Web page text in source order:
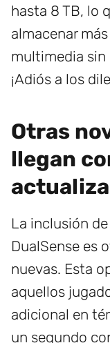
hasta 8 TB, lo
almacenar
multimedia sin
¡Adiós a los
Otras
llegan
La inclusión
DualSense es
nuevas. Esta
aquellos
adicional en
un segundo